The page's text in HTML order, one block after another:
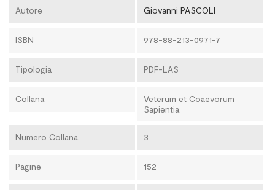
Autore Giovanni PASCOLI
ISBN 978-88-213-0971-7
Tipologia PDF-LAS
Collana
Veterum et Coaevorum
Sapientia
Numero Collana 3
Pagine 152